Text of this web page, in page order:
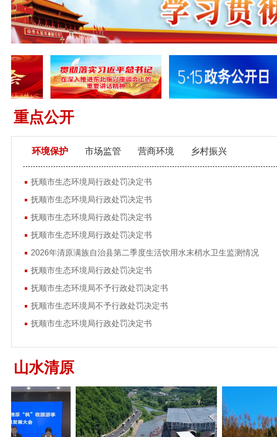
重点公开
环境保护 市场监管 营商环境 乡村振兴
抚顺市生态环境局行政处罚决定书
抚顺市生态环境局行政处罚决定书
抚顺市生态环境局行政处罚决定书
抚顺市生态环境局行政处罚决定书
2026年清原满族自治县第二季度生活饮用水末梢水卫生监测情况
抚顺市生态环境局行政处罚决定书
抚顺市生态环境局不予行政处罚决定书
抚顺市生态环境局不予行政处罚决定书
抚顺市生态环境局行政处罚决定书
山水清原